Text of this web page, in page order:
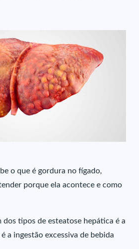
o que é gordura no fígado,
porque ela acontece e como
dos tipos de esteatose hepática é a
a ingestão excessiva de bebida